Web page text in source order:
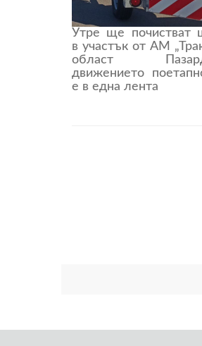
Утре ще почистват
в участък от АМ
област
движението
е в една лента